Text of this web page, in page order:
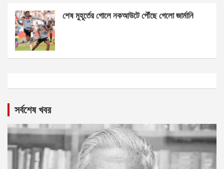
শেষ মুহূর্তের গোলে নকআউটে পৌঁছে গেলো জার্মানি
সর্বশেষ খবর